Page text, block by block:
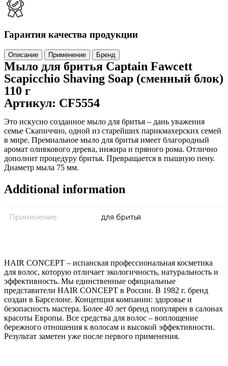
Гарантия качества продукции
Описание Применение Бренд
Мыло для бритья Captain Fawcett
Scapicchio Shaving Soap (сменный блок)
110 г
Артикул: CF5554
Это искусно созданное мыло для бритья – дань уважения
семье Скапиччио, одной из старейших парикмахерских семей
в мире. Премиальное мыло для бритья имеет благородный
аромат оливкового дерева, инжира и пряного рома. Отлично
дополнит процедуру бритья. Превращается в пышную пену.
Диаметр мыла 75 мм.
Additional information
Применение для бритья
HAIR CONCEPT – испанская профессиональная косметика
для волос, которую отличает экологичность, натуральность и
эффективность. Мы единственные официальные
представители HAIR CONCEPT в России. В 1982 г. бренд
создан в Барселоне. Концепция компании: здоровье и
безопасность мастера. Более 40 лет бренд популярен в салонах
красоты Европы. Все средства для волос – воплощение
бережного отношения к волосам и высокой эффективности.
Результат заметен уже после первого применения.